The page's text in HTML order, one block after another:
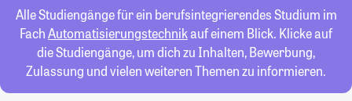
Alle Studiengänge für ein berufsintegrierendes Studium im
FachAutomatisierungstechnikauf einem Blick. Klicke auf
die Studiengänge, um dich zu Inhalten, Bewerbung,
Zulassung und vielen weiteren Themen zu informieren.